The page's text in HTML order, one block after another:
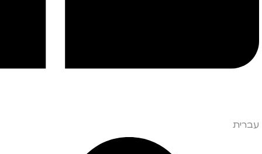
עברית